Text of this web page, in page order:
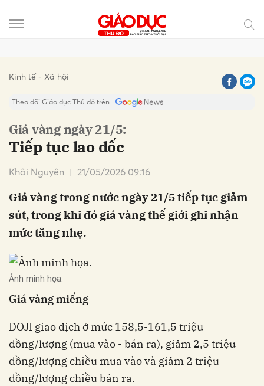
Kinh tế - Xã hội
Theo dõi Giáo dục Thủ đô trên
Giá vàng ngày 21/5:
Tiếp tục lao dốc
Khôi Nguyên 21/05/2026 09:16
Giá vàng trong nước ngày 21/5 tiếp tục giảm
sút, trong khi đó giá vàng thế giới ghi nhận
mức tăng nhẹ.
Ảnh minh họa.
Giá vàng miếng
DOJI giao dịch ở mức 158,5-161,5 triệu
đồng/lượng (mua vào - bán ra), giảm 2,5 triệu
đồng/lượng chiều mua vào và giảm 2 triệu
đồng/lượng chiều bán ra.
Hủy Gửi